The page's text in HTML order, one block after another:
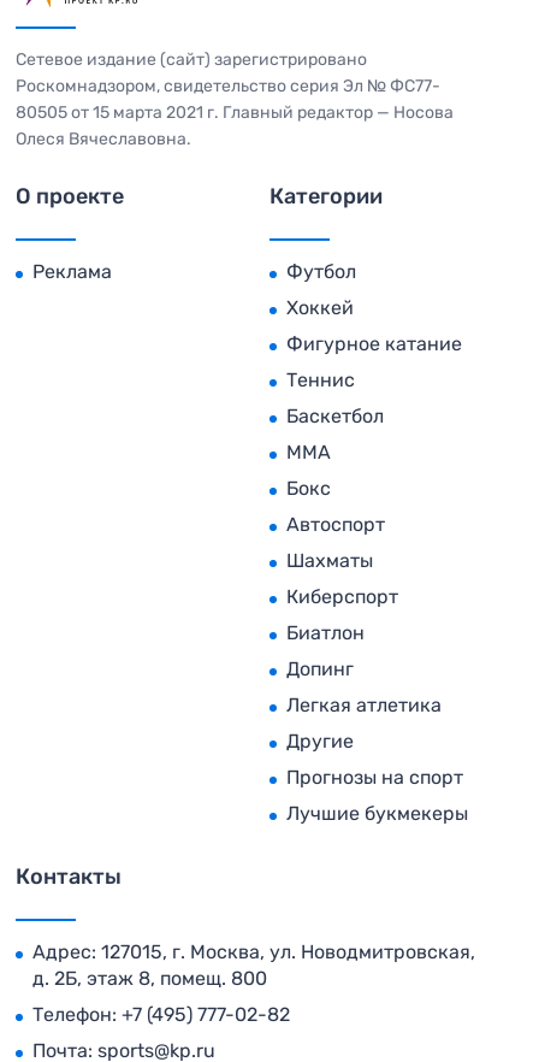
Сетевое издание (сайт) зарегистрировано
Роскомнадзором, свидетельство серия Эл № ФС77-
80505 от 15 марта 2021 г. Главный редактор — Носова
Олеся Вячеславовна.
О проекте
Реклама
Категории
Футбол
Хоккей
Фигурное катание
Теннис
Баскетбол
MMA
Бокс
Автоспорт
Шахматы
Киберспорт
Биатлон
Допинг
Легкая атлетика
Другие
Прогнозы на спорт
Лучшие букмекеры
Контакты
Адрес: 127015, г. Москва, ул. Новодмитровская,
д. 2Б, этаж 8, помещ. 800
Телефон: +7 (495) 777-02-82
Почта: sports@kp.ru